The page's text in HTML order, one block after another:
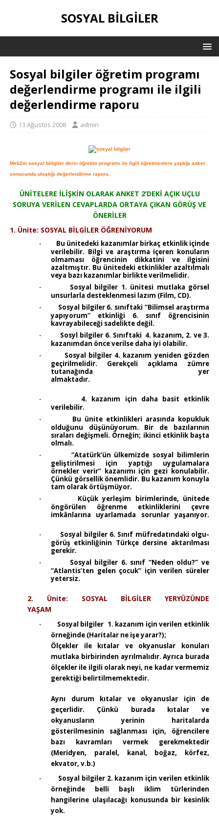
SOSYAL BILGILER
Sosyal bilgiler öğretim programı
değerlendirme programı ile ilgili
değerlendirme raporu
13 Ağustos 2008 admin
Meb2in sosyal biilgiler dersi öğretim programı ile ilgili öğretmenlere yaptığı anket
sonucunda ulaştığı değerlendirme raporu.
ÜNİTELERE İLİŞKİN OLARAK ANKET 2’DEKİ AÇIK UÇLU
SORUYA VERİLEN CEVAPLARDA ORTAYA ÇIKAN GÖRÜŞ VE
ÖNERİLER
1. Ünite: SOSYAL BİLGİLER ÖĞRENİYORUM
·
Bu ünitedeki kazanımlar birkaç etkinlik içinde
verilebilir. Bilgi ve araştırma içeren konuların
olmaması öğrencinin dikkatini ve ilgisini
azaltmıştır. Bu ünitedeki etkinlikler azaltılmalı
veya bazı kazanımlar birlikte verilmelidir.
·
Sosyal bilgiler 1. ünitesi mutlaka görsel
unsurlarla desteklenmesi lazım (Film, CD).
·
Sosyal bilgiler 6. sınıftaki “Bilimsel araştırma
yapıyorum” etkinliği 6. sınıf öğrencisinin
kavrayabileceği sadelikte değil.
· Sosyl bilgiler 6. Sınıftaki 4. kazanım, 2. ve 3.
kazanımdan önce verilse daha iyi olabilir.
·
Sosyal bilgiler 4. kazanım yeniden gözden
geçirilmelidir. Gerekçeli açıklama zümre
tutanağında yer
almaktadır.
·
4. kazanım için daha basit etkinlik
verilebilir.
·
Bu ünite etkinlikleri arasında kopukluk
olduğunu düşünüyorum. Bir de bazılarının
sıraları değişmeli. Örneğin; ikinci etkinlik başta
olmalı.
·
“Atatürk’ün ülkemizde sosyal bilimlerin
geliştirilmesi için yaptığı uygulamalara
örnekler verir” kazanımı için gezi konulabilir.
Çünkü görsellik önemlidir. Bu kazanım konuyla
tam olarak örtüşmüyor.
·
Küçük yerleşim birimlerinde, ünitede
öngörülen öğrenme etkinliklerini çevre
imkânlarına uyarlamada sorunlar yaşanıyor.
·
Sosyal bilgiler 6. Sınıf müfredatındaki olgu-
görüş etkinliğinin Türkçe dersine aktarılması
gerekir.
·
Sosyal bilgiler 6. sınıf “Neden oldu?” ve
“Atlantis’ten gelen çocuk” için verilen süreler
yetersiz.
2. Ünite: SOSYAL BİLGİLER YERYÜZÜNDE
YAŞAM
· Sosyal bilgiler 1. kazanım için verilen etkinlik
örneğinde (Haritalar ne işe yarar?);
Ölçekler ile kıtalar ve okyanuslar konuları
mutlaka birbirinden ayrılmalıdır. Ayrıca burada
ölçekler ile ilgili olarak neyi, ne kadar vermemiz
gerektiği belirtilmemektedir.
Aynı durum kıtalar ve okyanuslar için de
geçerlidir. Çünkü burada kıtalar ve
okyanusların yerinin haritalarda
gösterilmesinin sağlanması için, öğrencilere
bazı kavramları vermek gerekmektedir
(Meridyen, paralel, kanal, boğaz, körfez,
ekvator, v.b.)
·
Sosyal bilgiler 2. kazanım için verilen etkinlik
örneğinde belli başlı iklim türlerinden
hangilerine ulaşılacağı konusunda bir kesinlik
yok.